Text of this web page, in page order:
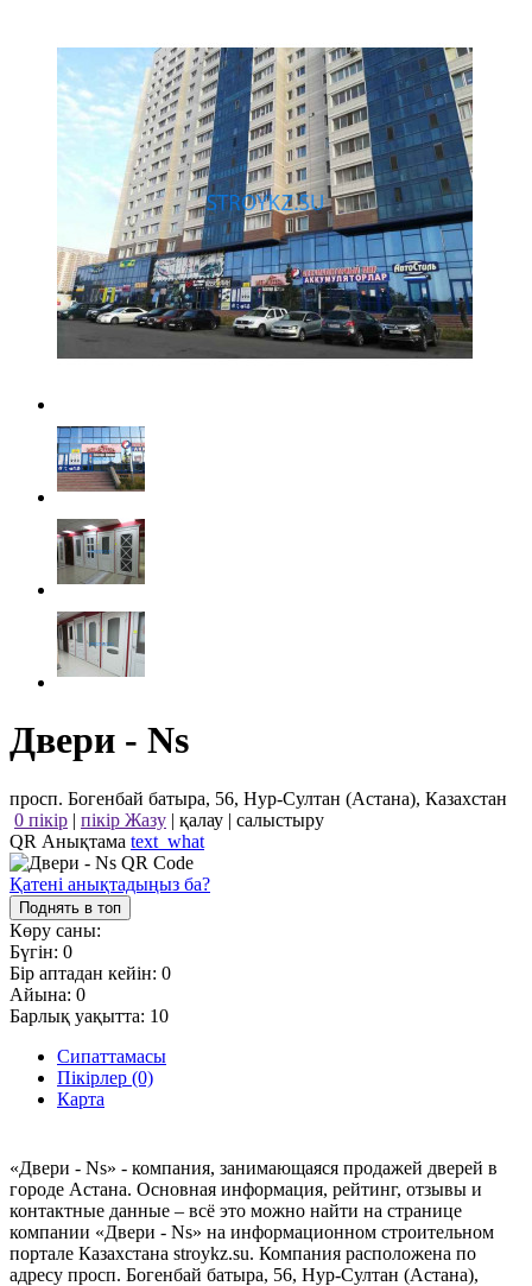
Двери - Ns
просп. Богенбай батыра, 56, Нур-Султан (Астана), Казахстан
0 пікір | пікір Жазу | қалау | салыстыру
QR Анықтама text_what
Қатені анықтадыңыз ба?
Поднять в топ
Көру саны:
Бүгін: 0
Бір аптадан кейін: 0
Айына: 0
Барлық уақытта: 10
Сипаттамасы
Пікірлер (0)
Карта
«Двери - Ns» - компания, занимающаяся продажей дверей в
городе Астана. Основная информация, рейтинг, отзывы и
контактные данные – всё это можно найти на странице
компании «Двери - Ns» на информационном строительном
портале Казахстана stroykz.su. Компания расположена по
адресу просп. Богенбай батыра, 56, Нур-Султан (Астана),